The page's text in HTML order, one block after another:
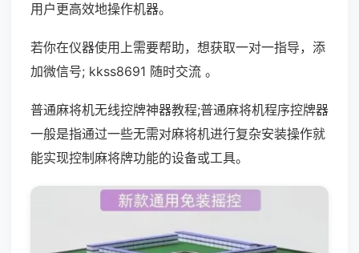
用户更高效地操作机器。
若你在仪器使用上需要帮助，想获取一对一指导，添
加微信号; kkss8691 随时交流 。
普通麻将机无线控牌神器教程;普通麻将机程序控牌器
一般是指通过一些无需对麻将机进行复杂安装操作就
能实现控制麻将牌功能的设备或工具。